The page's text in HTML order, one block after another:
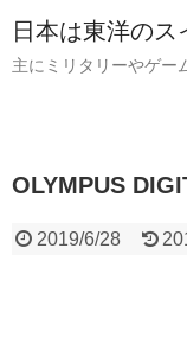
日本は東洋の
主にミリタリーやゲー
OLYMPUS
2019/6/28